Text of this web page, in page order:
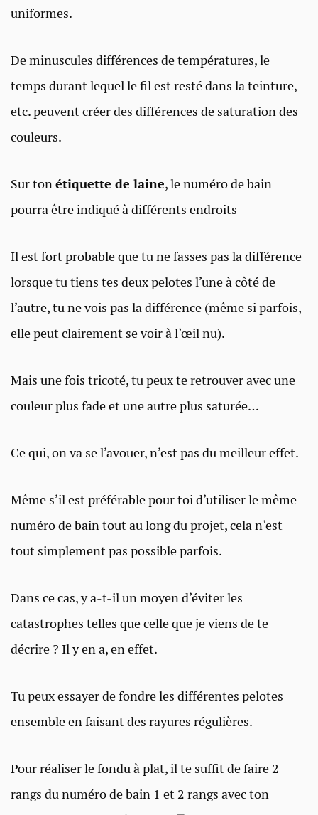
uniformes.
De minuscules différences de températures, le
temps durant lequel le fil est resté dans la teinture,
etc. peuvent créer des différences de saturation des
couleurs.
Sur ton étiquette de laine, le numéro de bain
pourra être indiqué à différents endroits
Il est fort probable que tu ne fasses pas la différence
lorsque tu tiens tes deux pelotes l’une à côté de
l’autre, tu ne vois pas la différence (même si parfois,
elle peut clairement se voir à l’œil nu).
Mais une fois tricoté, tu peux te retrouver avec une
couleur plus fade et une autre plus saturée…
Ce qui, on va se l’avouer, n’est pas du meilleur effet.
Même s’il est préférable pour toi d’utiliser le même
numéro de bain tout au long du projet, cela n’est
tout simplement pas possible parfois.
Dans ce cas, y a-t-il un moyen d’éviter les
catastrophes telles que celle que je viens de te
décrire ? Il y en a, en effet.
Tu peux essayer de fondre les différentes pelotes
ensemble en faisant des rayures régulières.
Pour réaliser le fondu à plat, il te suffit de faire 2
rangs du numéro de bain 1 et 2 rangs avec ton